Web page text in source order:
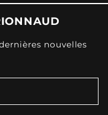
nouvelles